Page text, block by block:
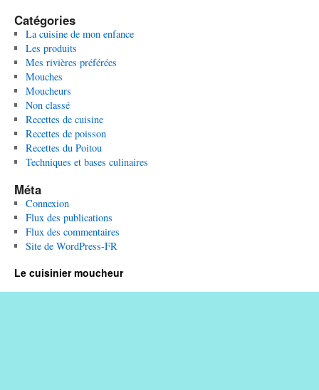
Catégories
La cuisine de mon enfance
Les produits
Mes rivières préférées
Mouches
Moucheurs
Non classé
Recettes de cuisine
Recettes de poisson
Recettes du Poitou
Techniques et bases culinaires
Méta
Connexion
Flux des publications
Flux des commentaires
Site de WordPress-FR
Le cuisinier moucheur